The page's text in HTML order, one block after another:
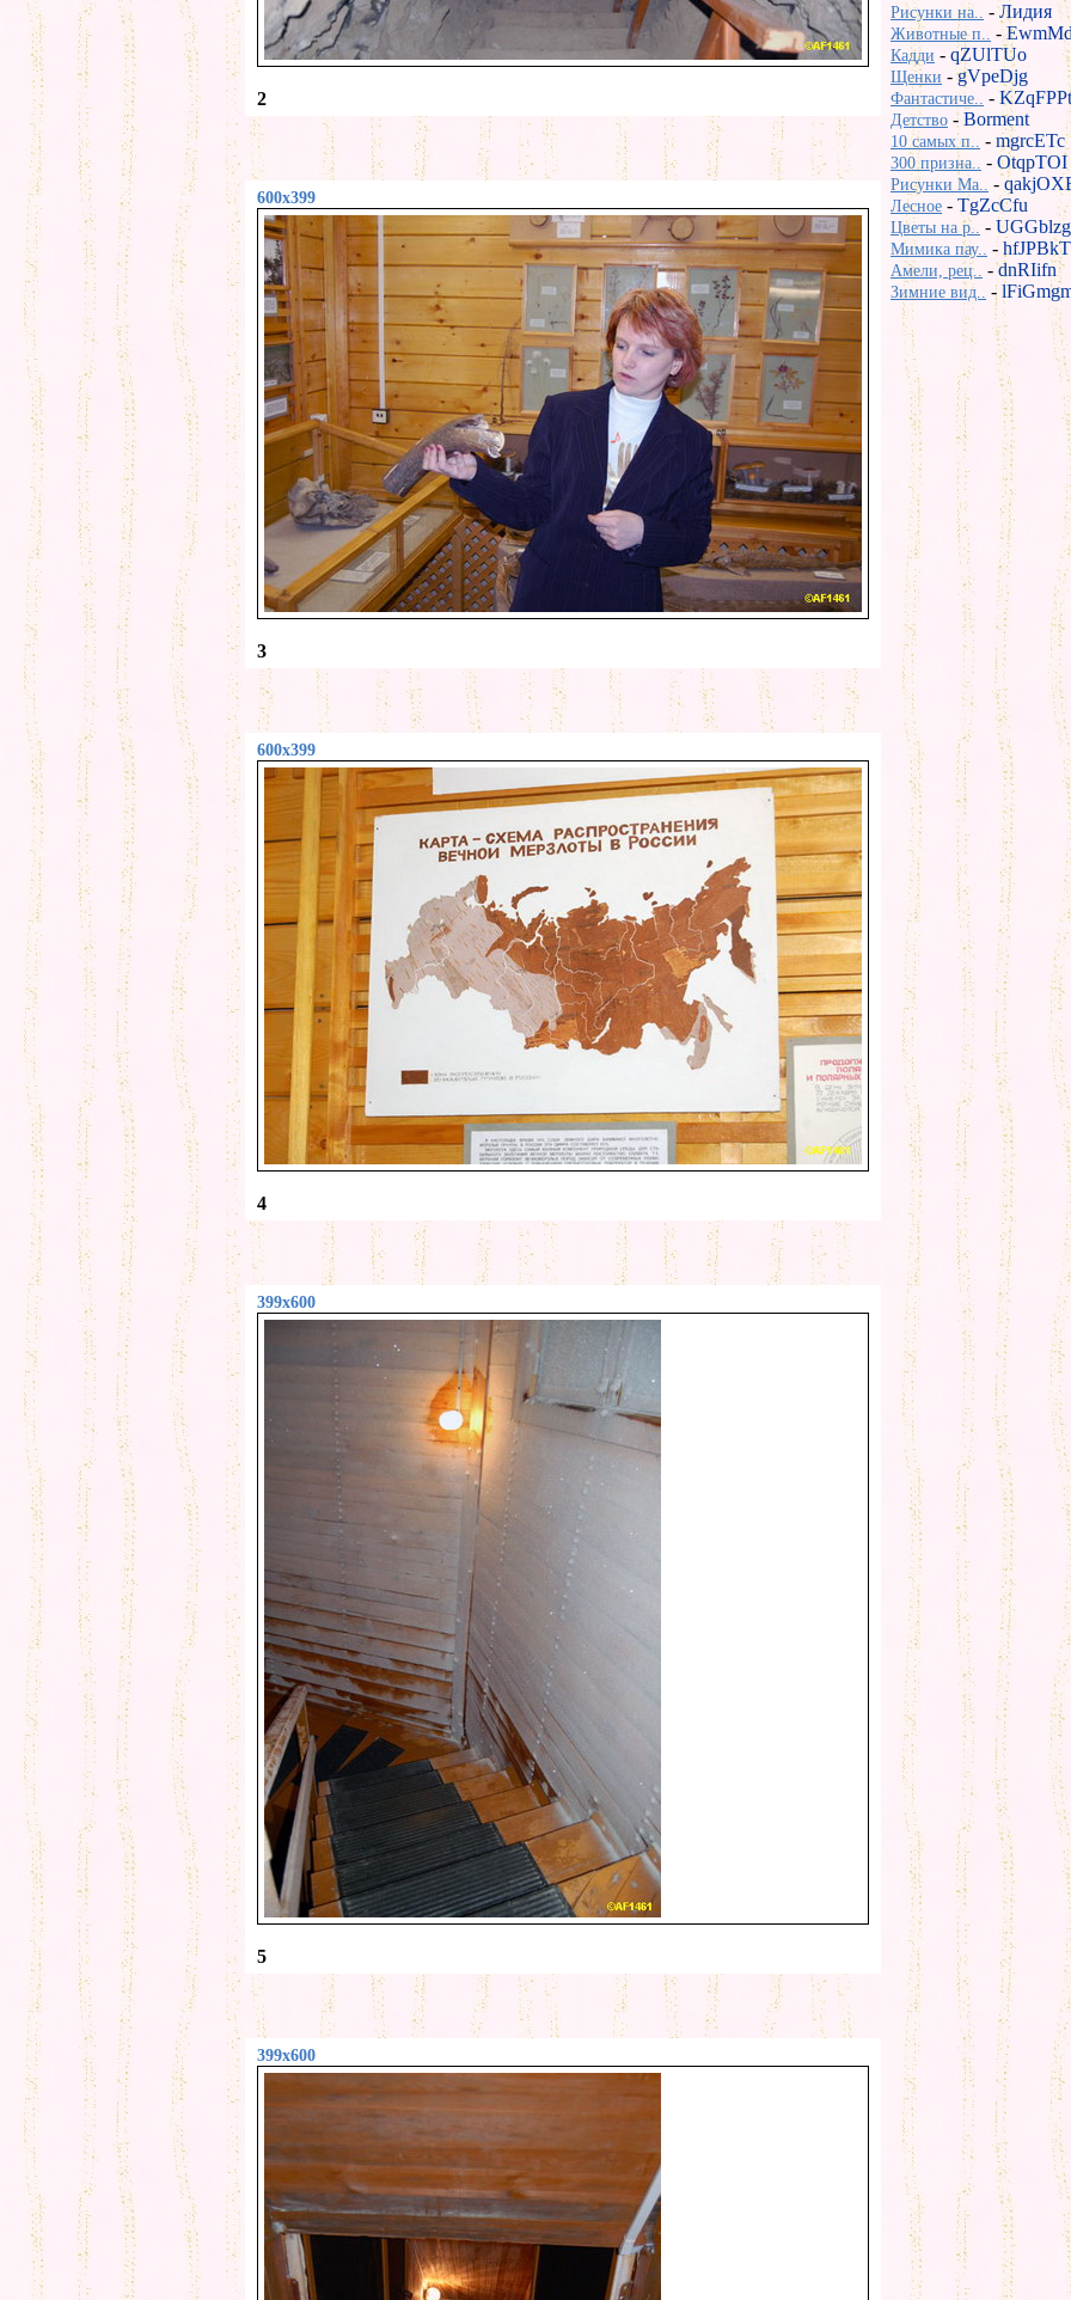
2
600x399
3
600x399
4
399x600
5
399x600
Рисунки на.. -Лидия
Животные п.. -
Кадди - qZUlTUo
Щенки -gVpeDjg
Фантастиче.. - KZqFPPt
Детство - Borment
10 самых п.. - mgrcETc
300 призна.. - OtqpTOI
Рисунки Ma.. -
Лесное - TgZcCfu
Цветы на р.. - UGGblzg
Мимика пау.. - hfJPBkT
Амели, рец.. -dnRIifn
Зимние вид.. -